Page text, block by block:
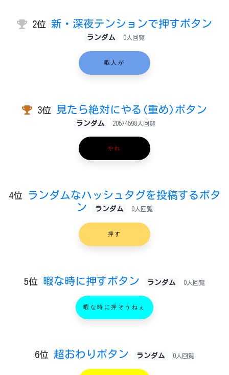
2位 新・深夜テンションで押すボタン
ランダム 0人回覧
暇人が
3位 見たら絶対にやる(重め)ボタン
ランダム 20574598人回覧
やれ
4位
ランダムなハッシュタグを投稿するボタ
ン
ランダム 0人回覧
押す
5位 暇な時に押すボタン ランダム 0人回覧
暇な時に押そうねぇ
6位 超おわりボタン ランダム 0人回覧